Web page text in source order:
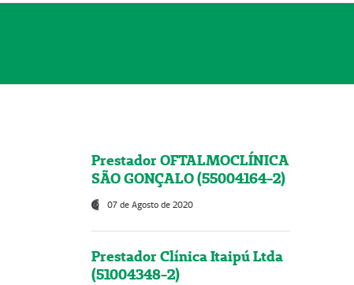
Prestador OFTALMOCLÍNICA
SÃO GONÇALO (55004164-2)
07 de Agosto de 2020
Prestador Clínica Itaipú Ltda
(51004348-2)